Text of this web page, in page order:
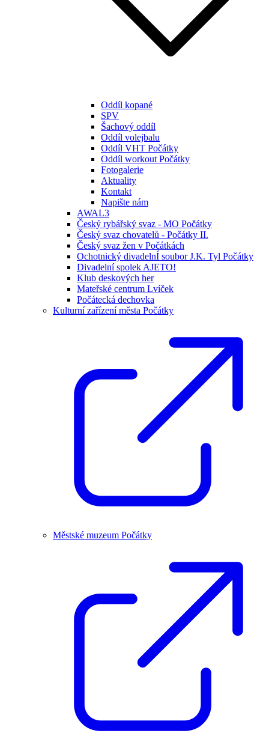
Oddíl kopané
SPV
Šachový oddíl
Oddíl volejbalu
Oddíl VHT Počátky
Oddíl workout Počátky
Fotogalerie
Aktuality
Kontakt
Napište nám
AWAL3
Český rybářský svaz - MO Počátky
Český svaz chovatelů - Počátky II.
Český svaz žen v Počátkách
Ochotnický divadelnÍ soubor J.K. Tyl Počátky
Divadelní spolek AJETO!
Klub deskových her
Mateřské centrum Lvíček
Počátecká dechovka
Kulturní zařízení města Počátky
Městské muzeum Počátky